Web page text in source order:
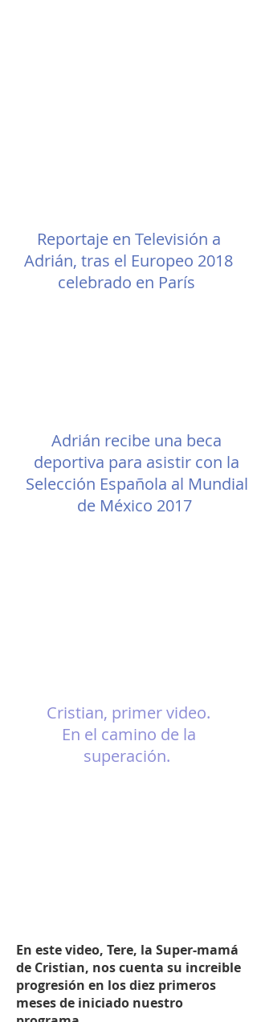
Reportaje en Televisión a
Adrián, tras el Europeo 2018
celebrado en París
Adrián recibe una beca
deportiva para asistir con la
Selección Española al Mundial
de México 2017
Cristian, primer video.
En el camino de la
superación.
En este video, Tere, la Super-mamá
de Cristian, nos cuenta su increible
progresión en los diez primeros
meses de iniciado nuestro